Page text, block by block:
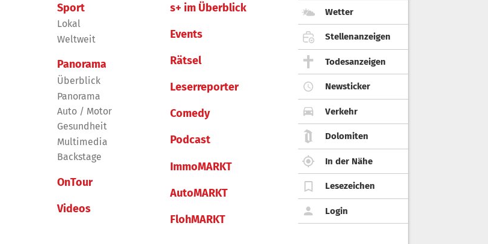
Sport
Lokal
Weltweit
Panorama
Überblick
Panorama
Auto / Motor
Gesundheit
Multimedia
Backstage
OnTour
Videos
s+ im Überblick
Events
Rätsel
Leserreporter
Comedy
Podcast
ImmoMARKT
AutoMARKT
FlohMARKT
Wetter
Stellenanzeigen
Todesanzeigen
Newsticker
Verkehr
Dolomiten
In der Nähe
Lesezeichen
Login